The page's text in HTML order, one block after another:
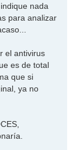
nada
para analizar
el antivirus
es de total
que si
ya no